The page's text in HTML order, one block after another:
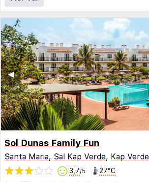
◀︎
Sol Dunas Family Fun
Santa Maria, Sal Kap Verde, Kap Verde
3,7/5 27°C